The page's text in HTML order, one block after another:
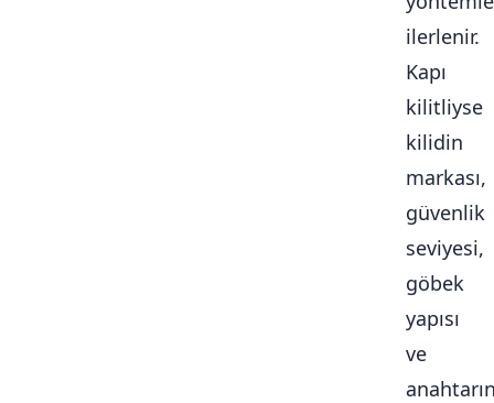
ilerlenir.
Kapı
kilitliyse
kilidin
markası,
güvenlik
seviyesi,
göbek
yapısı
ve